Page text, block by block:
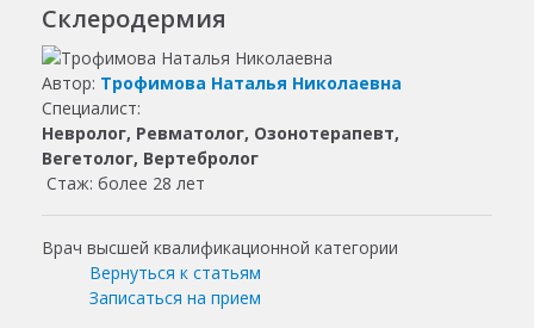
Склеродермия
Автор: Трофимова Наталья Николаевна
Специалист:
Невролог, Ревматолог, Озонотерапевт,
Вегетолог, Вертебролог
Стаж: более 28 лет
Врач высшей квалификационной категории
Вернуться к статьям
Записаться на прием